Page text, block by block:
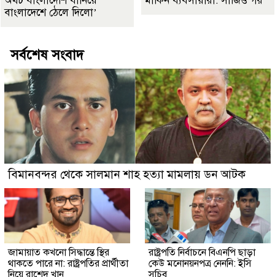
বাংলাদেশে ঠেলে দিলো’
সর্বশেষ সংবাদ
বিমানবন্দর থেকে সালমান শাহ হত্যা মামলায় ডন আটক
জামায়াত কখনো সিদ্ধান্তে স্থির
থাকতে পারে না: রাষ্ট্রপতির প্রার্থীতা
নিয়ে রাশেদ খান
রাষ্ট্রপতি নির্বাচনে বিএনপি ছাড়া
কেউ মনোনয়নপত্র নেননি: ইসি
সচিব